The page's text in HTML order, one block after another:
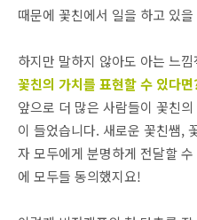
때문에 꽃친에서 일을 하고 있을
하지만 말하지 않아도 아는 느
꽃친의 가치를 표현할 수 있다면
앞으로 더 많은 사람들이 꽃친
이 들었습니다. 새로운 꽃친쌤,
자 모두에게 분명하게 전달할
에 모두들 동의했지요!